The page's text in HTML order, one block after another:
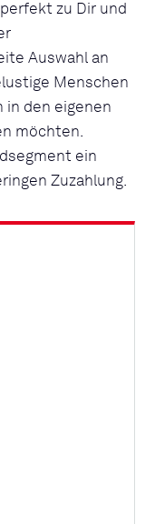
zu Dir und
Auswahl an
Menschen
in den eigenen
möchten.
ein
Zuzahlung.